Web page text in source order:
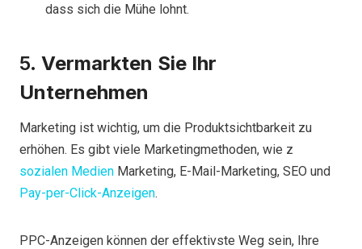
dass sich die Mühe lohnt.
5. Vermarkten Sie Ihr
Unternehmen
Marketing ist wichtig, um die Produktsichtbarkeit zu
erhöhen. Es gibt viele Marketingmethoden, wie z
sozialen Medien Marketing, E-Mail-Marketing, SEO und
Pay-per-Click-Anzeigen.
PPC-Anzeigen können der effektivste Weg sein, Ihre